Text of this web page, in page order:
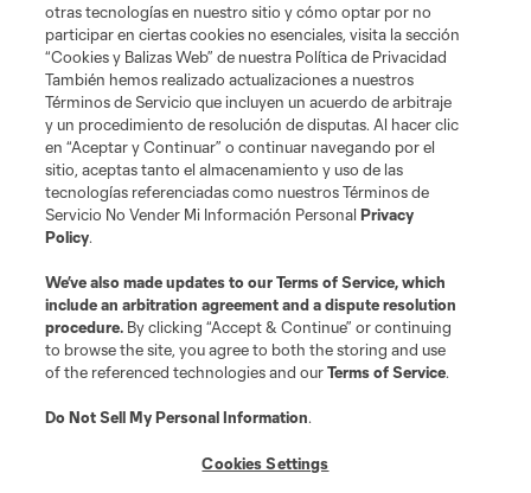
Terminos de servicio
Politica de privacidad
Do Not Sell or Share My Personal Information
Cookies Settings
©2026 MLS. The Major League Soccer and MLS name and shield are
registered trademarks of Major League Soccer, L.L.C. (“MLS”). The names
and logos of MLS teams are registered and/or common law trademarks of
MLS or are used with the permission of their owners. Any unauthorized use
is forbidden.
otras tecnologías en nuestro sitio y cómo optar por no
participar en ciertas cookies no esenciales, visita la sección
“Cookies y Balizas Web” de nuestra Política de Privacidad
También hemos realizado actualizaciones a nuestros
Términos de Servicio que incluyen un acuerdo de arbitraje
y un procedimiento de resolución de disputas. Al hacer clic
en “Aceptar y Continuar” o continuar navegando por el
sitio, aceptas tanto el almacenamiento y uso de las
tecnologías referenciadas como nuestros Términos de
Servicio No Vender Mi Información PersonalPrivacy
Policy.
We’ve also made updates to ourTerms of Service, which
include an arbitration agreement and a dispute resolution
procedure. By clicking “Accept & Continue” or continuing
to browse the site, you agree to both the storing and use
of the referenced technologies and ourTerms of Service.
Do Not Sell My Personal Information.
Cookies Settings